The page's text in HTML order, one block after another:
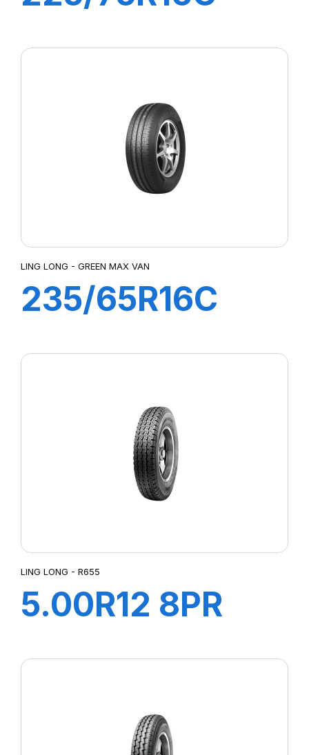
LING LONG - GREEN MAX VAN
235/65R16C
LING LONG - R655
5.00R12 8PR